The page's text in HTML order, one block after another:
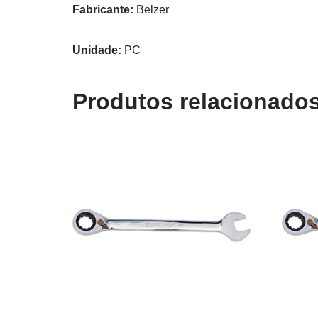
Fabricante: Belzer
Unidade: PC
Produtos